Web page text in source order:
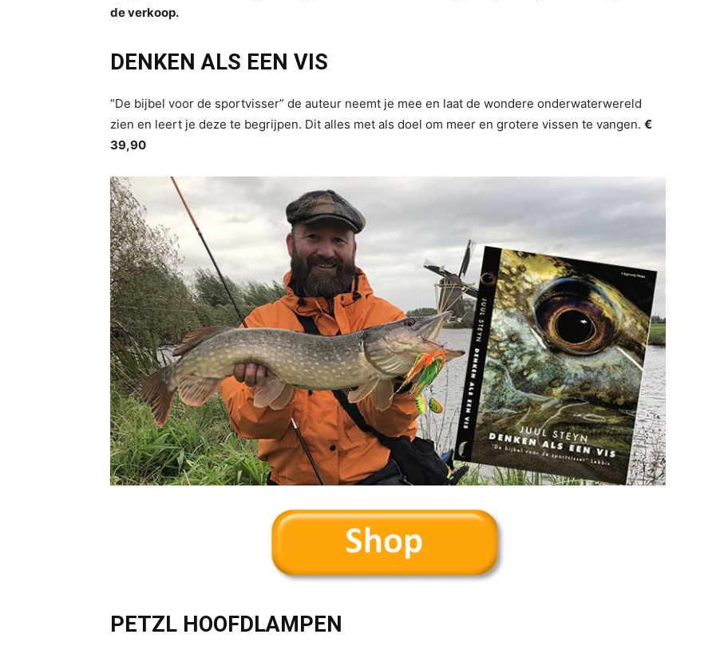
de verkoop.
DENKEN ALS EEN VIS
“De bijbel voor de sportvisser” de auteur neemt je mee en laat de wondere onderwaterwereld
zien en leert je deze te begrijpen. Dit alles met als doel om meer en grotere vissen te vangen. €
39,90
PETZL HOOFDLAMPEN